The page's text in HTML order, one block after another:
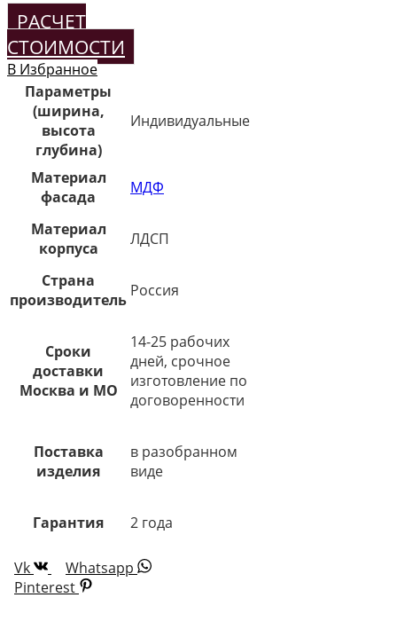
РАСЧЕТ
СТОИМОСТИ
В Избранное
Параметры
(ширина,
высота
глубина)
Индивидуальные
Материал
фасада
МДФ
Материал
корпуса
ЛДСП
Страна
производитель Россия
Сроки
доставки
Москва и МО
14-25 рабочих
дней, срочное
изготовление по
договоренности
Поставка
изделия
в разобранном
виде
Гарантия 2 года
Vk
Whatsapp
Pinterest